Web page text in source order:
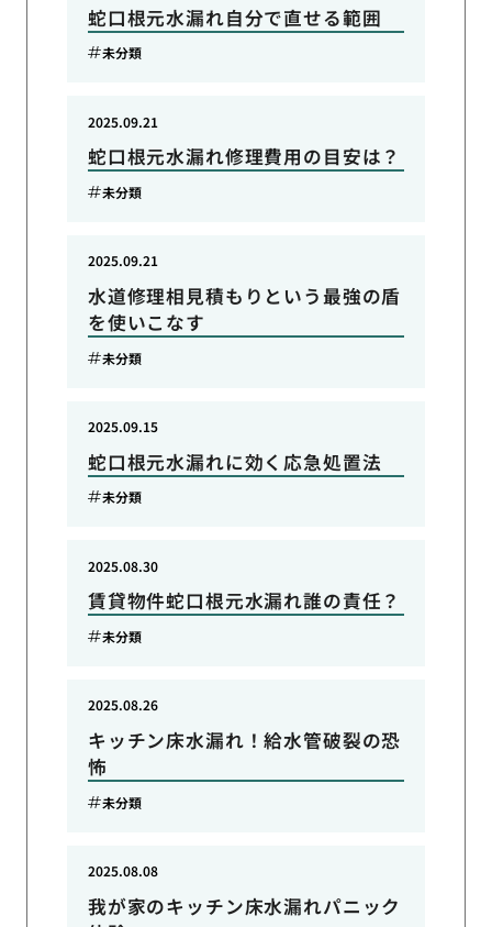
蛇口根元水漏れ自分で直せる範囲
未分類
蛇口根元水漏れ修理費用の目安は？
2025.09.21
未分類
水道修理相見積もりという最強の盾
を使いこなす
2025.09.21
未分類
蛇口根元水漏れに効く応急処置法
2025.09.15
未分類
賃貸物件蛇口根元水漏れ誰の責任？
2025.08.30
未分類
キッチン床水漏れ！給水管破裂の恐
怖
2025.08.26
未分類
我が家のキッチン床水漏れパニック
2025.08.08